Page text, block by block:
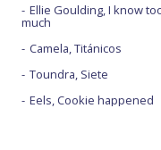
Ellie Goulding, I know
much
Camela, Titánicos
Toundra, Siete
Eels, Cookie happened